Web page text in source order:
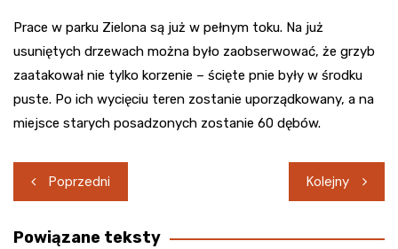
Prace w parku Zielona są już w pełnym toku. Na już
usuniętych drzewach można było zaobserwować, że grzyb
zaatakował nie tylko korzenie – ścięte pnie były w środku
puste. Po ich wycięciu teren zostanie uporządkowany, a na
miejsce starych posadzonych zostanie 60 dębów.
Nawigacja
wpisu
Poprzedni Kolejny
Powiązane teksty